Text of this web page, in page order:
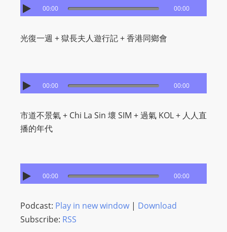
00:00 00:00
光復一週 + 獄長夫人遊行記 + 香港同鄉會
00:00 00:00
市道不景氣 + Chi La Sin 壞 SIM + 過氣 KOL + 人人直
播的年代
00:00 00:00
Podcast: Play in new window| Download
Subscribe: RSS